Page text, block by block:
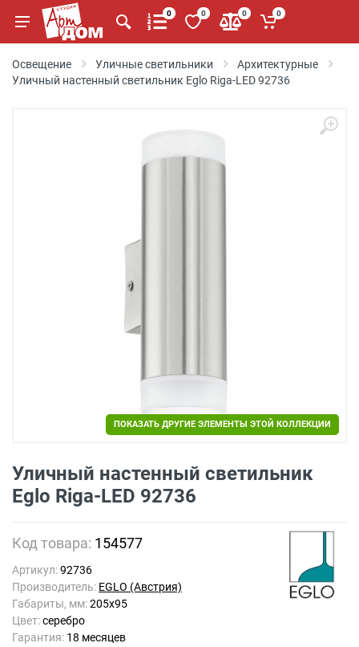
0 0 0 0
Освещение Уличные светильники
Архитектурные
Уличный настенный светильник Eglo Riga-LED 92736
ПОКАЗАТЬ ДРУГИЕ ЭЛЕМЕНТЫ ЭТОЙ КОЛЛЕКЦИИ
Уличный настенный светильник
Eglo Riga-LED 92736
Код товара: 154577
Артикул:92736
Производитель: EGLO (Австрия)
Габариты, мм:205x95
Цвет:серебро
Гарантия: 18 месяцев